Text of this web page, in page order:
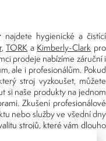
najdete hygienické a čistící
,TORK a Kimberly-Clark pro
prodeje nabízíme záruční i
ale i profesionálům. Pokud
stroj vyzkoušet, můžete
si naše produkty na jednom
Zkušení profesionálové
nebo služby ve všední dny
strojů, které vám dlouho